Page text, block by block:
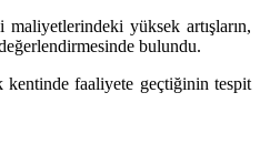
yüksek artışların,
bulundu.
kentinde faaliyete geçtiğinin tespit